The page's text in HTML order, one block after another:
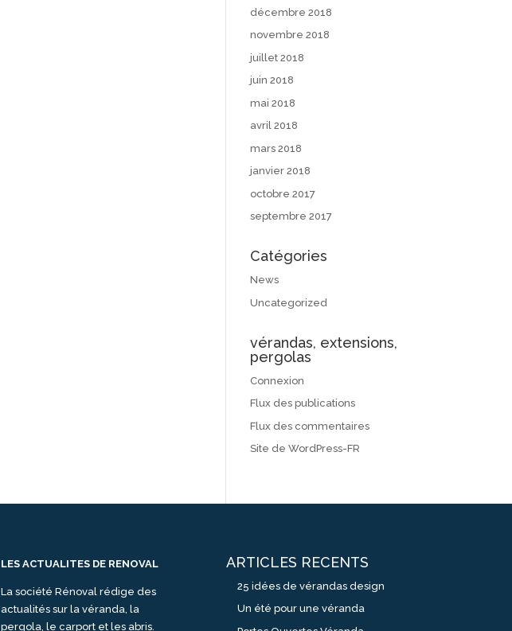
décembre 2018
novembre 2018
juillet 2018
juin 2018
mai 2018
avril 2018
mars 2018
janvier 2018
octobre 2017
septembre 2017
Catégories
News
Uncategorized
vérandas, extensions,
pergolas
Connexion
Flux des publications
Flux des commentaires
Site de WordPress-FR
LES ACTUALITES DE RENOVAL
La société Rénoval rédige des
actualités sur la véranda, la
pergola, le carport et les abris.
ARTICLES RECENTS
25 idées de vérandas design
Un été pour une véranda